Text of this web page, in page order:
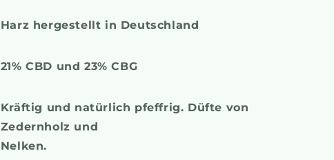
Harz hergestellt in Deutschland
21% CBD und 23% CBG
Kräftig und natürlich pfeffrig. Düfte von
Zedernholz und
Nelken.